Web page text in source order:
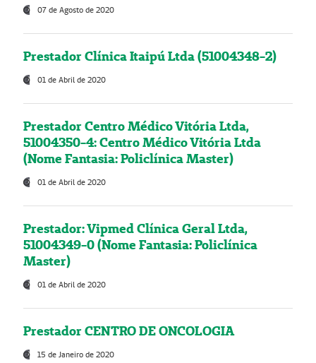
07 de Agosto de 2020
Prestador Clínica Itaipú Ltda (51004348-2)
01 de Abril de 2020
Prestador Centro Médico Vitória Ltda,
51004350-4: Centro Médico Vitória Ltda
(Nome Fantasia: Policlínica Master)
01 de Abril de 2020
Prestador: Vipmed Clínica Geral Ltda,
51004349-0 (Nome Fantasia: Policlínica
Master)
01 de Abril de 2020
Prestador CENTRO DE ONCOLOGIA
15 de Janeiro de 2020